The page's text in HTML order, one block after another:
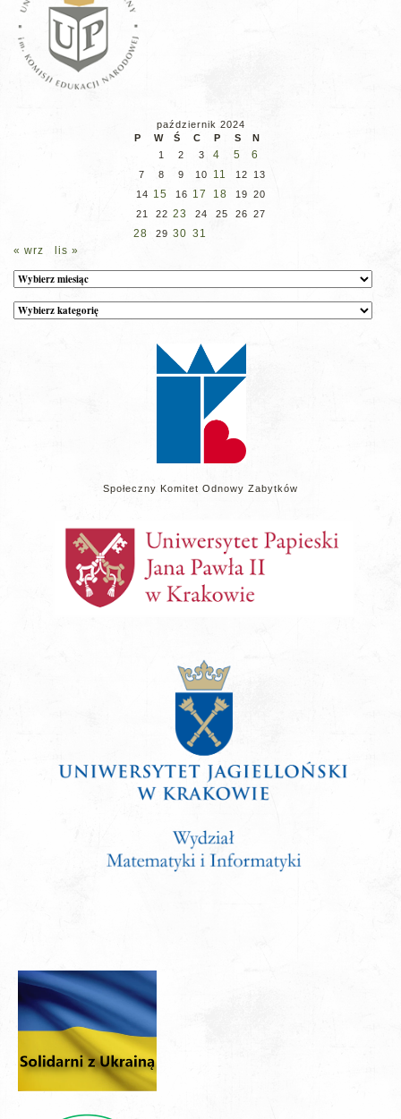
październik 2024
P
W Ś C P S
N
1
2 3 4 5 6
7 8 9 10 11 12
13
14 15 16 17 18 19 20
21
22 23 24 25 26 27
28 29 30 31
« wrz
lis »
Archiwum
Kategorie
wpisów
Społeczny Komitet Odnowy Zabytków